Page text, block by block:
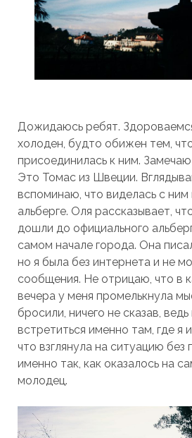
Дожидаюсь ребят.
холоден, будто обижен тем,
присоединилась к ним.
Это Томас из Швеции.
вспоминаю, что виделась с
альберге. Оля рассказывает,
дошли до официального
самом начале города. Она
но я была без интернета и не
сообщения. Не отрицаю, что в
вечера у меня промелькнула
бросили, ничего не сказав,
встретиться именно там, где я
что взглянула на ситуацию без
именно так, как оказалось на
молодец.